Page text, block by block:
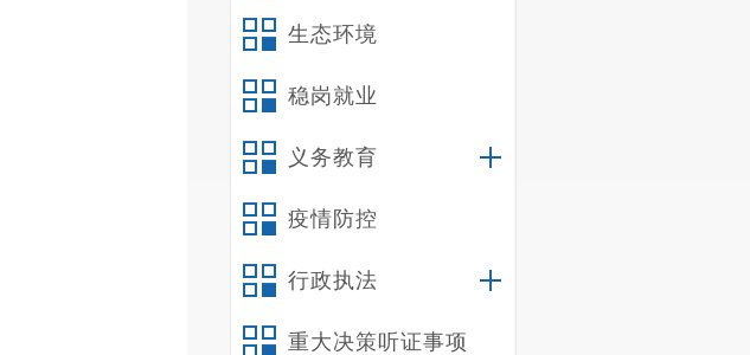
生态环境
稳岗就业
义务教育
疫情防控
行政执法
重大决策听证事项